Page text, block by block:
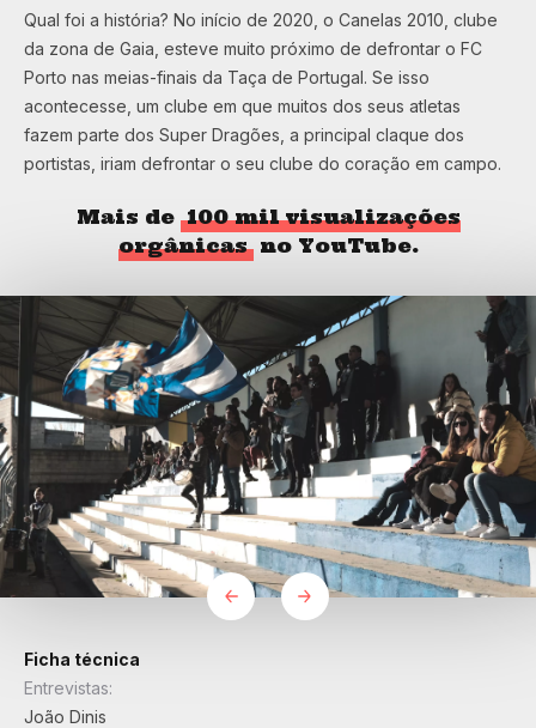
Qual foi a história? No início de 2020, o Canelas 2010, clube
da zona de Gaia, esteve muito próximo de defrontar o FC
Porto nas meias-finais da Taça de Portugal. Se isso
acontecesse, um clube em que muitos dos seus atletas
fazem parte dos Super Dragões, a principal claque dos
portistas, iriam defrontar o seu clube do coração em campo.
Mais de 100 mil visualizações
orgânicas no YouTube.
Ficha técnica
Entrevistas:
João Dinis